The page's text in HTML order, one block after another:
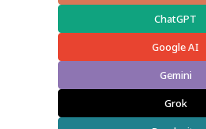
ChatGPT
Google AI
Gemini
Grok